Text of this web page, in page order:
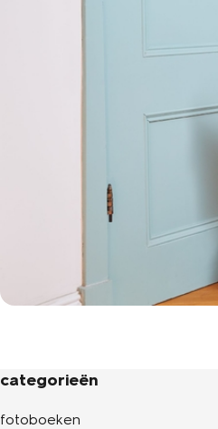
categorieën
fotoboeken